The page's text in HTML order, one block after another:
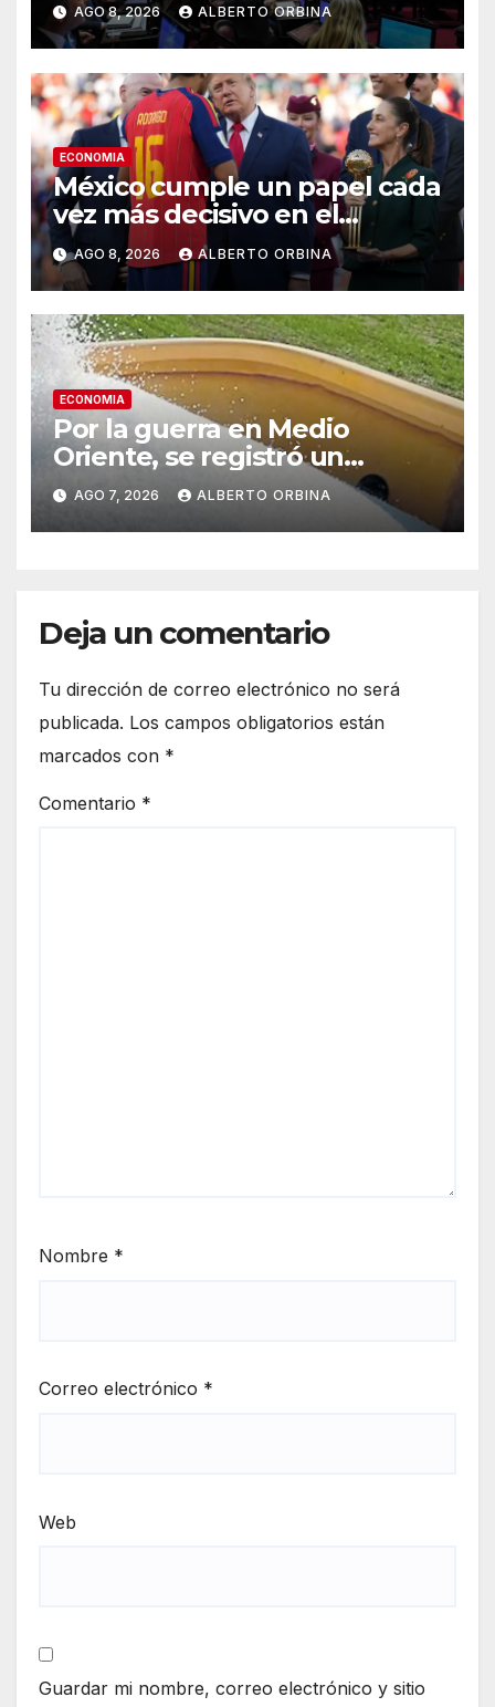
AGO 8, 2026 ALBERTO ORBINA
ECONOMIA
México cumple un papel cada
vez más decisivo en el
capitalismo norteamericano
AGO 8, 2026 ALBERTO ORBINA
ECONOMIA
Por la guerra en Medio
Oriente, se registró un
sobrecosto de US$ 180
millones en la importación de
fertilizantes en el primer
AGO 7, 2026 ALBERTO ORBINA
Deja un comentario
Tu dirección de correo electrónico no será
publicada. Los campos obligatorios están
marcados con *
Comentario *
Nombre *
Correo electrónico *
Web
Guardar mi nombre, correo electrónico y sitio